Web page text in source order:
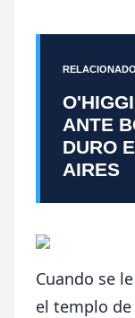
RELACIONADO
ANTE
DURO
AIRES
Cuando se
el templo